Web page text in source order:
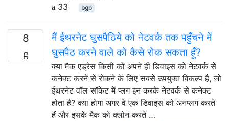
33
bgp
8
मैं ईथरनेट घुसपैठिये को नेटवर्क तक पहुँचने में
घुसपैठ करने वाले को कैसे रोक सकता हूँ?
क्या मैक एड्रेस किसी को अपने ही डिवाइस को नेटवर्क से
कनेक्ट करने से रोकने के लिए सबसे उपयुक्त विकल्प है, जो
ईथरनेट वॉल सॉकेट में प्लग इन करके नेटवर्क से कनेक्ट
होता है? क्या होगा अगर वे एक डिवाइस को अनप्लग करते
हैं और इसके मैक को क्लोन करते …